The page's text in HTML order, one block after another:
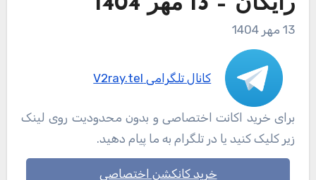
13 مهر 1404
کانال تلگرامی V2ray.tel
برای خرید اکانت اختصاصی و بدون محدودیت روی لینک
زیر کلیک کنید یا در تلگرام به ما پیام دهید.
خرید کانکشن اختصاصی